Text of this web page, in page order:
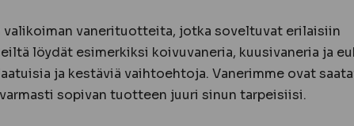
valikoiman vanerituotteita, jotka soveltuvat erilaisiin
löydät esimerkiksi koivuvaneria, kuusivaneria ja
ja kestäviä vaihtoehtoja. Vanerimme ovat
sopivan tuotteen juuri sinun tarpeisiisi.